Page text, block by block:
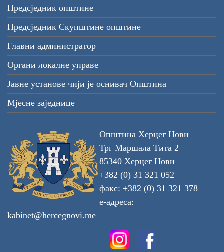
Предсједник општине
Предсједник Скупштине општине
Главни администратор
Органи локалне управе
Јавне установе чији је оснивач Општина
Мјесне заједнице
Општина Херцег Нови
Трг Маршала Тита 2
85340 Херцег Нови
+382 (0) 31 321 052
факс: +382 (0) 31 321 378
е-адреса:
kabinet@hercegnovi.me